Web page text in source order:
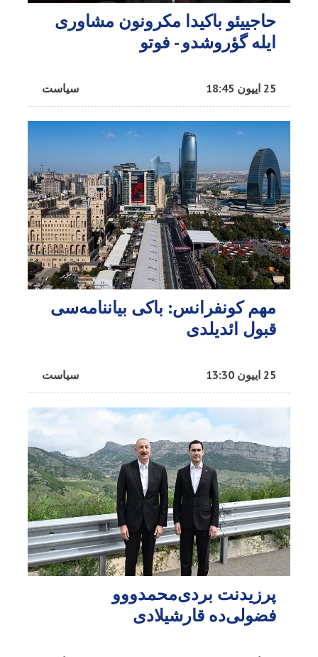
حاجییئو باکیدا مکرونون مشاوری
ایله گؤروشدو - فوتو
سیاست 25 اییون 18:45
مهم کونفرانس: باکی بیاننامه‌سی
قبول ائدیلدی
سیاست 25 اییون 13:30
پرزیدنت بردی‌محمدووو
فضولی‌ده قارشیلادی